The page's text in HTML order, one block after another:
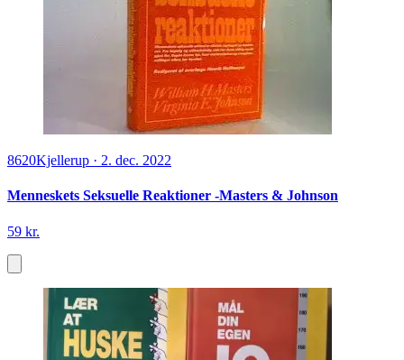
8620Kjellerup · 2. dec. 2022
Menneskets Seksuelle Reaktioner -Masters & Johnson
59 kr.